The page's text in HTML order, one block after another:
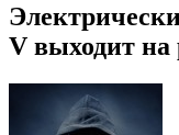
V выходит на